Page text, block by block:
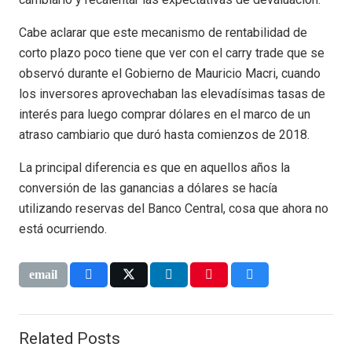
Cabe aclarar que este mecanismo de rentabilidad de
corto plazo poco tiene que ver con el carry trade que se
observó durante el Gobierno de Mauricio Macri, cuando
los inversores aprovechaban las elevadísimas tasas de
interés para luego comprar dólares en el marco de un
atraso cambiario que duró hasta comienzos de 2018.
La principal diferencia es que en aquellos años la
conversión de las ganancias a dólares se hacía
utilizando reservas del Banco Central, cosa que ahora no
está ocurriendo.
Related Posts